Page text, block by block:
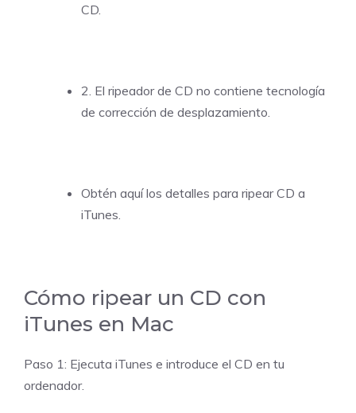
CD.
2. El ripeador de CD no contiene tecnología
de corrección de desplazamiento.
Obtén aquí los detalles para ripear CD a
iTunes.
Cómo ripear un CD con
iTunes en Mac
Paso 1: Ejecuta iTunes e introduce el CD en tu
ordenador.